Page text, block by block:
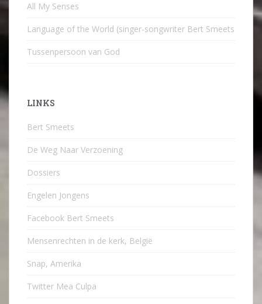
All My Senses
Language of the World (singer-songwriter Bert Smeets
Tussenpersoon van God
LINKS
Bert Smeets
De Weg Naar Verzoening
Dossiers
Engelen Jongens
Facebook Bert Smeets
Mensenrechten in de kerk, België
Snap, Amerika
Twitter Mea Culpa